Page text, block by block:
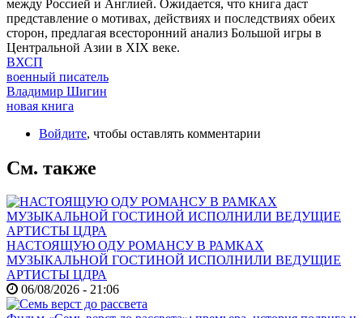
между Россией и Англией. Ожидается, что книга даст
представление о мотивах, действиях и последствиях обеих
сторон, предлагая всесторонний анализ Большой игры в
Центральной Азии в XIX веке.
ВХСП
военный писатель
Владимир Шигин
новая книга
Войдите, чтобы оставлять комментарии
См. также
НАСТОЯЩУЮ ОДУ РОМАНСУ В РАМКАХ
МУЗЫКАЛЬНОЙ ГОСТИНОЙ ИСПОЛНИЛИ ВЕДУЩИЕ
АРТИСТЫ ЦДРА
06/08/2026 - 21:06